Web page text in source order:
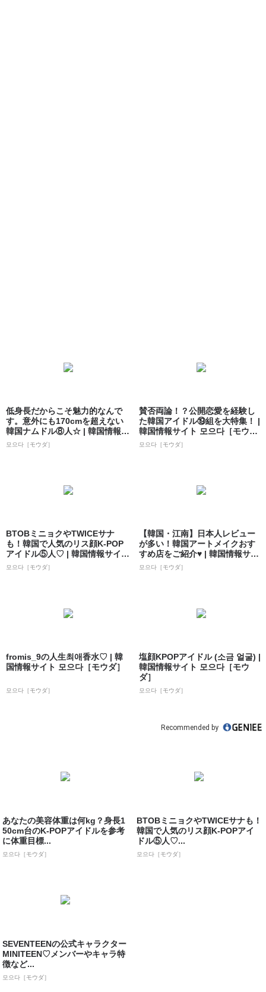
低身長だからこそ魅力的なんで
す。意外にも170cmを超えない
韓国ナムドル⑧人☆ | 韓国情報サ
イト...
모으다［モウダ］
賛否両論！？公開恋愛を経験し
た韓国アイドル⑲組を大特集！ |
韓国情報サイト 모으다［モウ
ダ］
모으다［モウダ］
BTOBミニョクやTWICEサナ
も！韓国で人気のリス顔K-POP
アイドル⑤人♡ | 韓国情報サイ
ト...
모으다［モウダ］
【韓国・江南】日本人レビュー
が多い！韓国アートメイクおす
すめ店をご紹介♥ | 韓国情報サイ
ト 모으...
모으다［モウダ］
fromis_9の人生최애香水♡ | 韓
国情報サイト 모으다［モウダ］
모으다［モウダ］
塩顔KPOPアイドル (소금 얼굴) |
韓国情報サイト 모으다［モウ
ダ］
모으다［モウダ］
Recommended by
あなたの美容体重は何kg？身長1
50cm台のK-POPアイドルを参考
に体重目標...
모으다［モウダ］
BTOBミニョクやTWICEサナも！
韓国で人気のリス顔K-POPアイ
ドル⑤人♡...
모으다［モウダ］
SEVENTEENの公式キャラクター
MINITEEN♡メンバーやキャラ特
徴など...
모으다［モウダ］